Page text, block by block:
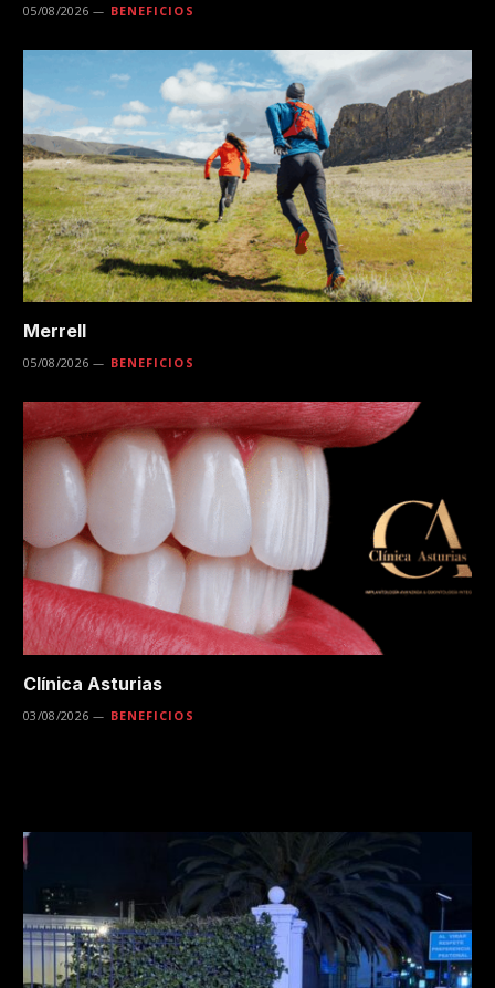
05/08/2026 BENEFICIOS
Merrell
05/08/2026 BENEFICIOS
Clínica Asturias
03/08/2026 BENEFICIOS